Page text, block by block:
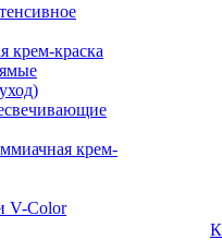
крем-краска
крем-
V-Color